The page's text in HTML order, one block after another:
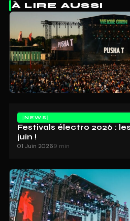
À LIRE AUSSI
NEWS
Festivals électro 2026 :
juin !
01 Juin 20269 min